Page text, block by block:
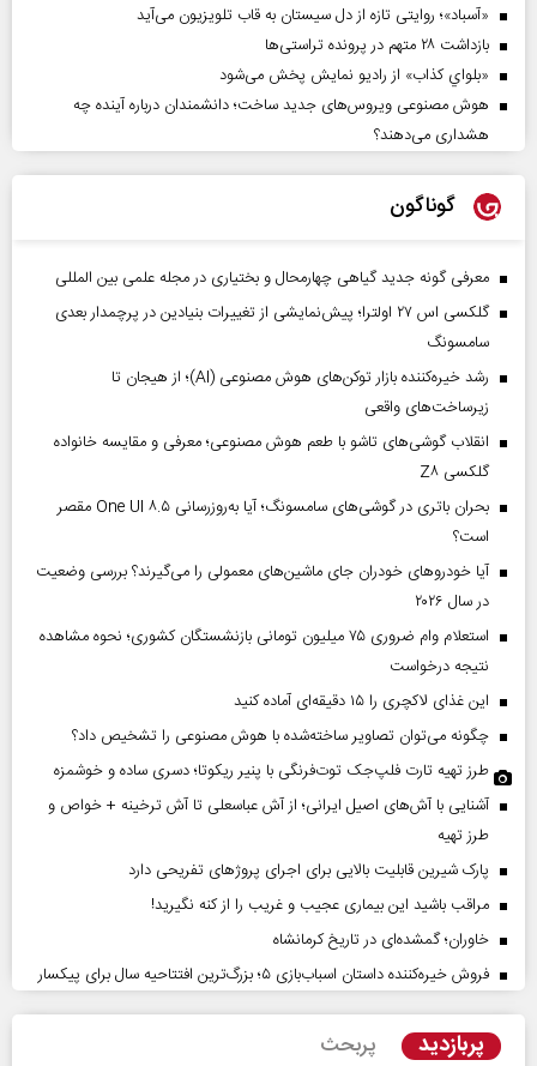
«آسباد»؛ روایتی تازه از دل سیستان به قاب تلویزیون می‌آید
بازداشت ۲۸ متهم در پرونده تراستی‌ها
«بلواي کذاب» از رادیو نمایش پخش می‌شود
هوش مصنوعی ویروس‌های جدید ساخت؛ دانشمندان درباره آینده چه
هشداری می‌دهند؟
گوناگون
معرفی گونه جدید گیاهی چهارمحال و بختیاری در مجله علمی بین المللی
گلکسی اس ۲۷ اولترا؛ پیش‌نمایشی از تغییرات بنیادین در پرچمدار بعدی
سامسونگ
رشد خیره‌کننده بازار توکن‌های هوش مصنوعی (AI)؛ از هیجان تا
زیرساخت‌های واقعی
انقلاب گوشی‌های تاشو‌ با طعم هوش مصنوعی؛ معرفی و مقایسه خانواده
گلکسی Z۸
بحران باتری در گوشی‌های سامسونگ؛ آیا به‌روزرسانی One UI ۸.۵ مقصر
است؟
آیا خودروهای خودران جای ماشین‌های معمولی را می‌گیرند؟ بررسی وضعیت
در سال ۲۰۲۶
استعلام وام ضروری ۷۵ میلیون تومانی بازنشستگان کشوری؛ نحوه مشاهده
نتیجه درخواست
این غذای لاکچری را ۱۵ دقیقه‌ای آماده کنید
چگونه می‌توان تصاویر ساخته‌شده با هوش مصنوعی را تشخیص داد؟
طرز تهیه تارت فلپ‌جک توت‌فرنگی با پنیر ریکوتا؛ دسری ساده و خوشمزه
آشنایی با آش‌های اصیل ایرانی؛ از آش عباسعلی تا آش ترخینه + خواص و
طرز تهیه
پارک شیرین قابلیت‌ بالایی برای اجرای پروژهای تفریحی دارد
مراقب باشید این بیماری عجیب و غریب را از کنه نگیرید!
خاوران؛ گمشده‌ای در تاریخ کرمانشاه
فروش خیره‌کننده داستان اسباب‌بازی ۵؛ بزرگ‌ترین افتتاحیه سال برای پیکسار
پربازدید پربحث